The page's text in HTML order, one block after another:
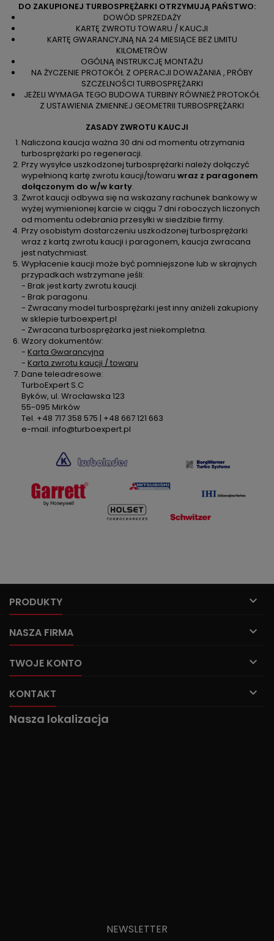
DO ZAKUPIONEJ TURBOSPRĘŻARKI OTRZYMUJĄ PAŃSTWO:
DOWÓD SPRZEDAŻY
KARTĘ ZWROTU TOWARU / KAUCJI
KARTĘ GWARANCYJNĄ NA 24 MIESIĄCE BEZ LIMITU
KILOMETRÓW
OGÓLNĄ INSTRUKCJĘ MONTAŻU
NA ŻYCZENIE PROTOKÓŁ Z OPERACJI DOWAŻANIA , PRÓBY
SZCZELNOŚCI TURBOSPRĘŻARKI
JEŻELI WYMAGA TEGO BUDOWA TURBINY RÓWNIEŻ PROTOKÓŁ
Z USTAWIENIA ZMIENNEJ GEOMETRII TURBOSPRĘŻARKI
ZASADY ZWROTU KAUCJI
Naliczona kaucja ważna 30 dni od momentu otrzymania
turbosprężarki po regeneracji.
Przy wysyłce uszkodzonej turbosprężarki należy dołączyć
wypełnioną kartę zwrotu kaucji/towaru wraz z paragonem
dołączonym do w/w karty.
Zwrot kaucji odbywa się na wskazany rachunek bankowy w
wyżej wymienionej karcie w ciągu 7 dni roboczych liczonych
od momentu odebrania przesyłki w siedzibie firmy.
Przy osobistym dostarczeniu uszkodzonej turbosprężarki
wraz z kartą zwrotu kaucji i paragonem, kaucja zwracana
jest natychmiast.
Wypłacenie kaucji może być pomniejszone lub w skrajnych
przypadkach wstrzymane jeśli:
- Brak jest karty zwrotu kaucji.
- Brak paragonu.
- Zwracany model turbosprężarki jest inny aniżeli zakupiony
w sklepie turboexpert.pl
- Zwracana turbosprężarka jest niekompletna.
Wzory dokumentów:
- Karta Gwarancyjna
- Karta zwrotu kaucji / towaru
Dane teleadresowe:
TurboExpert S.C
Byków, ul. Wrocławska 123
55-095 Mirków
Tel. +48 717 358 575 | +48 667 121 663
e-mail. info@turboexpert.pl
PRODUKTY 
NASZA FIRMA 
TWOJE KONTO 
KONTAKT 
Nasza lokalizacja
NEWSLETTER